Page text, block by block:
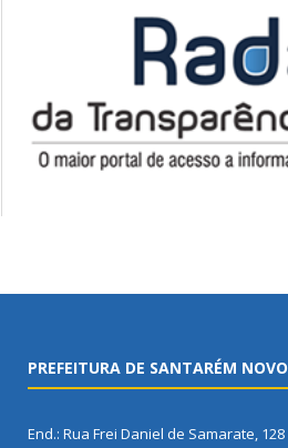
PREFEITURA DE SANTARÉM NOVO
End.: Rua Frei Daniel de Samarate, 128